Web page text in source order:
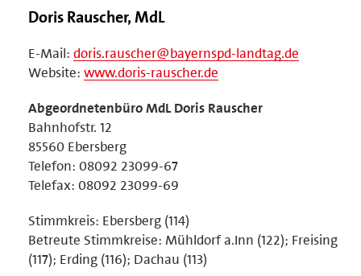
Doris Rauscher, MdL
E-Mail: doris.rauscher@bayernspd-landtag.de
Website: www.doris-rauscher.de
Abgeordnetenbüro MdL Doris Rauscher
Bahnhofstr. 12
85560 Ebersberg
Telefon: 08092 23099-67
Telefax: 08092 23099-69
Stimmkreis: Ebersberg (114)
Betreute Stimmkreise: Mühldorf a.Inn (122); Freising
(117); Erding (116); Dachau (113)